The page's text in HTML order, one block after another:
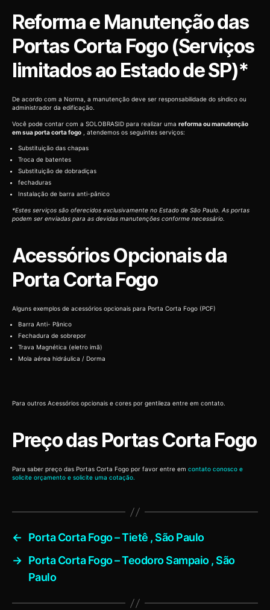
Reforma e Manutenção das
Portas Corta Fogo (Serviços
limitados ao Estado de SP)*
De acordo com a Norma, a manutenção deve ser responsabilidade do síndico ou
administrador da edificação.
Você pode contar com a SOLOBRASID para realizar uma reforma ou manutenção
em sua porta corta fogo , atendemos os seguintes serviços:
Substituição das chapas
Troca de batentes
Substituição de dobradiças
fechaduras
Instalação de barra anti-pânico
*Estes serviços são oferecidos exclusivamente no Estado de São Paulo. As portas
podem ser enviadas para as devidas manutenções conforme necessário.
Acessórios Opcionais da
Porta Corta Fogo
Alguns exemplos de acessórios opcionais para Porta Corta Fogo (PCF)
Barra Anti- Pânico
Fechadura de sobrepor
Trava Magnética (eletro imã)
Mola aérea hidráulica / Dorma
Para outros Acessórios opcionais e cores por gentileza entre em contato.
Preço das Portas Corta Fogo
Para saber preço das Portas Corta Fogo por favor entre em contato conosco e
solicite orçamento e solicite uma cotação.
←
Porta Corta Fogo – Tietê , São Paulo
→ Porta Corta Fogo – Teodoro Sampaio , São
Paulo